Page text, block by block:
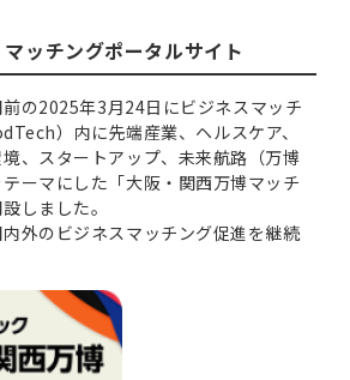
ッチングポータルサイト
の2025年3月24日にビジネスマッチ
）内に先端産業、ヘルスケア、
、スタートアップ、未来航路（万博
ーマにした「大阪・関西万博マッチ
しました。
外のビジネスマッチング促進を継続